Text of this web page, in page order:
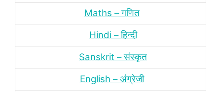
Maths – गणित
Hindi – हिन्‍दी
Sanskrit – संस्‍कृत
English – अंंग्रेजी